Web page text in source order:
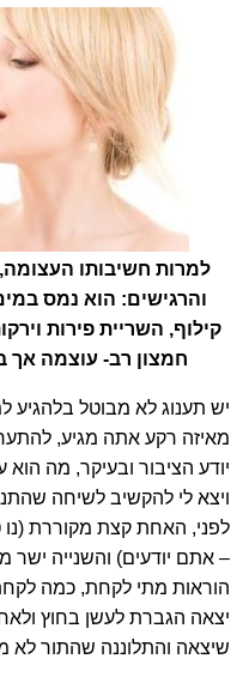
למרות חשיבותו העצומה,
והרגישים: הוא נמס
קילוף, השריית פירות
חמצון רב- עוצמה אך
יש תענוג לא מבוטל בלהגיע
מאיזה רקע אתה מגיע,
יודע הציבור ובעיקר, מה
ויצא לי להקשיב לשיחה
לפני, האחת קצת מקוררת
הוראות מתי לקחת, כמה
יצאה הגברת לעשן בחוץ
שיצאה והתלוננה שהתור לא